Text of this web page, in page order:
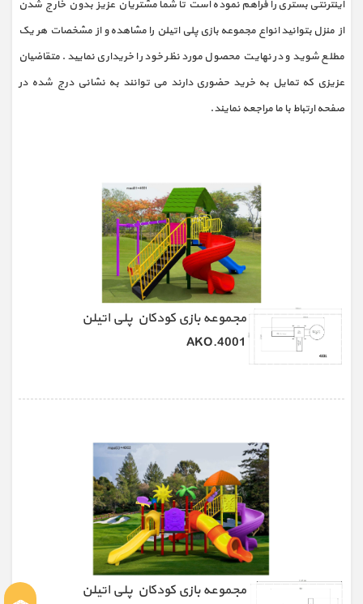
اینترنتی بستری را فراهم نموده است تا شما مشتریان عزیز بدون خارج شدن
از منزل بتوانید انواع مجموعه بازی پلی اتیلن را مشاهده و از مشخصات هر یک
مطلع شوید و در نهایت محصول مورد نظر خود را خریداری نمایید. متقاضیان
عزیزی که تمایل به خرید حضوری دارند می توانند به نشانی درج شده در
صفحه ارتباط با ما مراجعه نمایند.
مجموعه بازی کودکان پلی اتیلن
AKO.4001
مجموعه بازی کودکان پلی اتیلن